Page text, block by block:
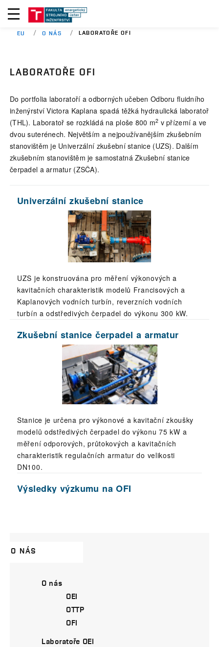
EU O NÁS LABORATOŘE OFI
LABORATOŘE OFI
Do portfolia laboratoří a odborných učeben Odboru fluidního
inženýrství Victora Kaplana spadá těžká hydraulická laboratoř
(THL). Laboratoř se rozkládá na ploše 800 m2 v přízemí a ve
dvou suterénech. Největším a nejpoužívanějším zkušebním
stanovištěm je Univerzální zkušební stanice (UZS). Dalším
zkušebním stanovištěm je samostatná Zkušební stanice
čerpadel a armatur (ZSČA).
Univerzální zkušební stanice
UZS je konstruována pro měření výkonových a
kavitačních charakteristik modelů Francisových a
Kaplanových vodních turbín, reverzních vodních
turbín a odstředivých čerpadel do výkonu 300 kW.
Zkušební stanice čerpadel a armatur
Stanice je určena pro výkonové a kavitační zkoušky
modelů odstředivých čerpadel do výkonu 75 kW a
měření odporových, průtokových a kavitačních
charakteristik regulačních armatur do velikosti
DN100.
Výsledky výzkumu na OFI
O NÁS
O nás
OEI
OTTP
OFI
Laboratoře OEI